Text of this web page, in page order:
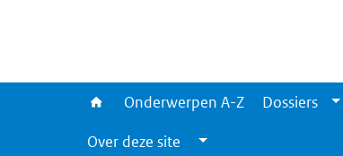
Onderwerpen A-Z Dossiers
Over deze site